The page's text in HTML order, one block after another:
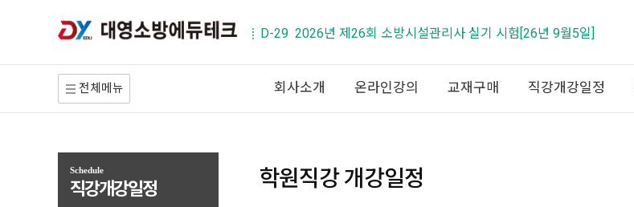
D-29 2026년 제26회 소방시설관리사 실기 시험[26년 9월5일]
전체메뉴 회사소개 온라인강의 교재구매 직강개강일정
Schedule
직강개강일정 학원직강 개강일정